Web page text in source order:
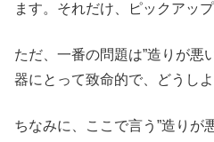
ます。それだけ、ピックアッ
ただ、一番の問題は”造りが悪
器にとって致命的で、どうし
ちなみに、ここで言う”造りが